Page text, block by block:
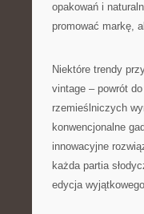
opakowań i
promować markę,
Niektóre trendy
vintage – powrót
rzemieślniczych
konwencjonalne
innowacyjne
każda partia
edycja